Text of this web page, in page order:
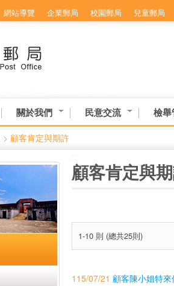
網站導覽 企業郵局 校園郵局 兒童郵局
關於我們 民意交流 檢舉
> 顧客肯定與期許
顧客肯定與
1-10 則 (總共25則)
115/07/21 顧客陳小姐特來